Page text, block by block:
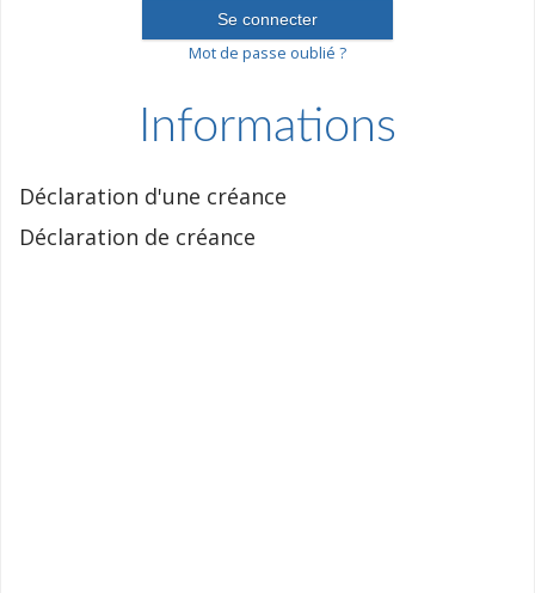
Mot de passe oublié ?
Informations
Déclaration d'une créance
Déclaration de créance